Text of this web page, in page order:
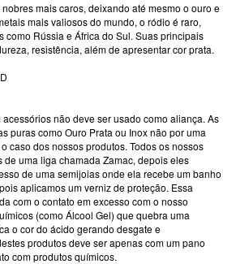
mais caros, deixando até mesmo o ouro e
mais valiosos do mundo, o ródio é raro,
como Rússia e África do Sul. Suas principais
resistência, além de apresentar cor prata.
não deve ser usado como aliança. As
puras como Ouro Prata ou Inox não por uma
caso dos nossos produtos. Todos os nossos
de uma liga chamada Zamac, depois eles
de uma semijoias onde ela recebe um banho
aplicamos um verniz de proteção. Essa
com o contato em excesso com o nosso
(como Álcool Gel) que quebra uma
o cor do ácido gerando desgate e
produtos deve ser apenas com um pano
com produtos químicos.